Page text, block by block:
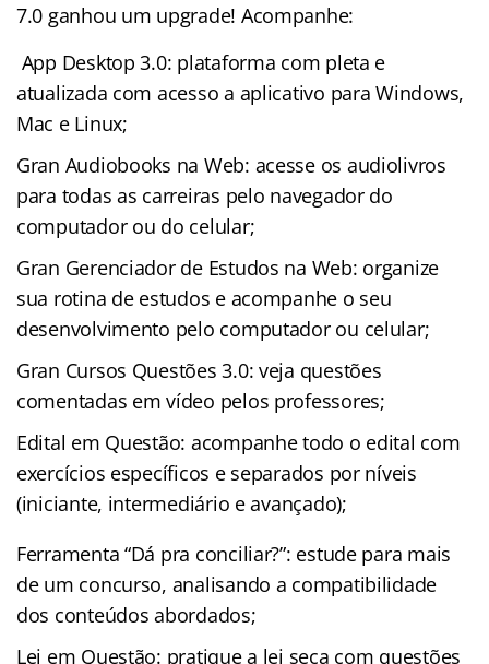
7.0 ganhou um upgrade! Acompanhe:
App Desktop 3.0: plataforma com pleta e
atualizada com acesso a aplicativo para Windows,
Mac e Linux;
Gran Audiobooks na Web: acesse os audiolivros
para todas as carreiras pelo navegador do
computador ou do celular;
Gran Gerenciador de Estudos na Web: organize
sua rotina de estudos e acompanhe o seu
desenvolvimento pelo computador ou celular;
Gran Cursos Questões 3.0: veja questões
comentadas em vídeo pelos professores;
Edital em Questão: acompanhe todo o edital com
exercícios específicos e separados por níveis
(iniciante, intermediário e avançado);
Ferramenta “Dá pra conciliar?”: estude para mais
de um concurso, analisando a compatibilidade
dos conteúdos abordados;
Lei em Questão: pratique a lei seca com questões